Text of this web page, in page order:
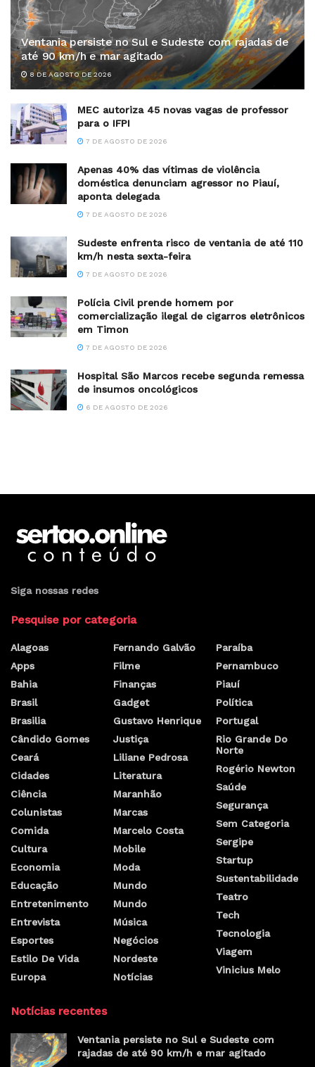
Ventania persiste no Sul e Sudeste com rajadas de
até 90 km/h e mar agitado
8 DE AGOSTO DE 2026
MEC autoriza 45 novas vagas de professor
para o IFPI
7 DE AGOSTO DE 2026
Apenas 40% das vítimas de violência
doméstica denunciam agressor no Piauí,
aponta delegada
7 DE AGOSTO DE 2026
Sudeste enfrenta risco de ventania de até 110
km/h nesta sexta-feira
7 DE AGOSTO DE 2026
Polícia Civil prende homem por
comercialização ilegal de cigarros eletrônicos
em Timon
7 DE AGOSTO DE 2026
Hospital São Marcos recebe segunda remessa
de insumos oncológicos
6 DE AGOSTO DE 2026
Siga nossas redes
Pesquise por categoria
Alagoas
Apps
Bahia
Brasil
Brasilia
Cândido Gomes
Ceará
Cidades
Ciência
Colunistas
Comida
Cultura
Economia
Educação
Entretenimento
Entrevista
Esportes
Estilo De Vida
Europa
Fernando Galvão
Filme
Finanças
Gadget
Gustavo Henrique
Justiça
Liliane Pedrosa
Literatura
Maranhão
Marcas
Marcelo Costa
Mobile
Moda
Mundo
Mundo
Música
Negócios
Nordeste
Notícias
Paraíba
Pernambuco
Piauí
Política
Portugal
Rio Grande Do
Norte
Rogério Newton
Saúde
Segurança
Sem Categoria
Sergipe
Startup
Sustentabilidade
Teatro
Tech
Tecnologia
Viagem
Vinicius Melo
Notícias recentes
Ventania persiste no Sul e Sudeste com
rajadas de até 90 km/h e mar agitado